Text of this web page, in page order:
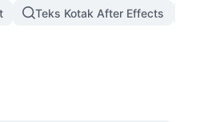
Teks Kotak After Effects